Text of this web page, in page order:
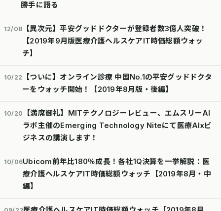
勝手に語る
12/08
【異次元】平安グッドドクターが登録者数3億人突破！
【2019年9月版医療介護ヘルスケアIT時価総額ウォッ
チ】
10/22
【ついに】オンライン診療 中国No.1の平安グッドドクタ
ーをウォッチ開始！【2019年8月版・後編】
10/20
【満席御礼】MITテクノロジーレビュー、エムスリーAI
ラボ主催のEmerging Technology Niteにて医療AIxビ
ジネスの講演します！
10/06Ubicom前年比180％成長！各社1Q決算を一挙解説：医
療介護ヘルスケアIT時価総額ウォッチ【2019年8月・中
編】